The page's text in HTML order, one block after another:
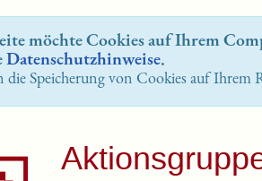
möchte Cookies auf Ihrem
Datenschutzhinweise.
die Speicherung von Cookies auf Ihrem